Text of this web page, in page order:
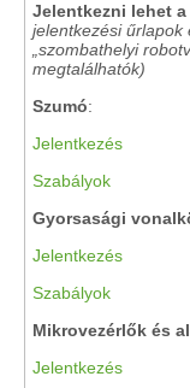
Jelentkezni lehet
jelentkezési űrlapok
„szombathelyi
megtalálhatók)
Szumó:
Jelentkezés
Szabályok
Gyorsasági
Jelentkezés
Szabályok
Mikrovezérlők és
Jelentkezés